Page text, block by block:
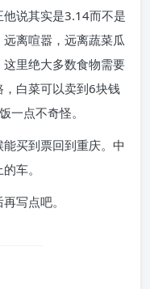
说其实是3.14而不是
离喧嚣，远离蔬菜瓜
里绝大多数食物需要
白菜可以卖到6块钱
一点不奇怪。
买到票回到重庆。中
车。
写点吧。